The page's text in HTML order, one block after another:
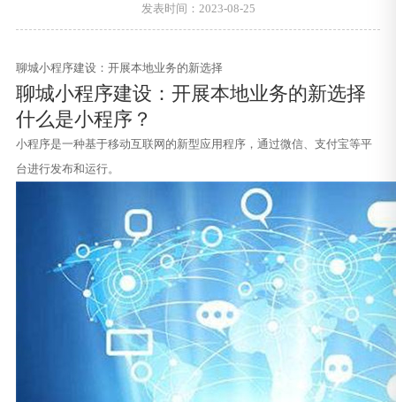
发表时间：2023-08-25
聊城小程序建设：开展本地业务的新选择
聊城小程序建设：开展本地业务的新选择
什么是小程序？
小程序是一种基于移动互联网的新型应用程序，通过微信、支付宝等平
台进行发布和运行。